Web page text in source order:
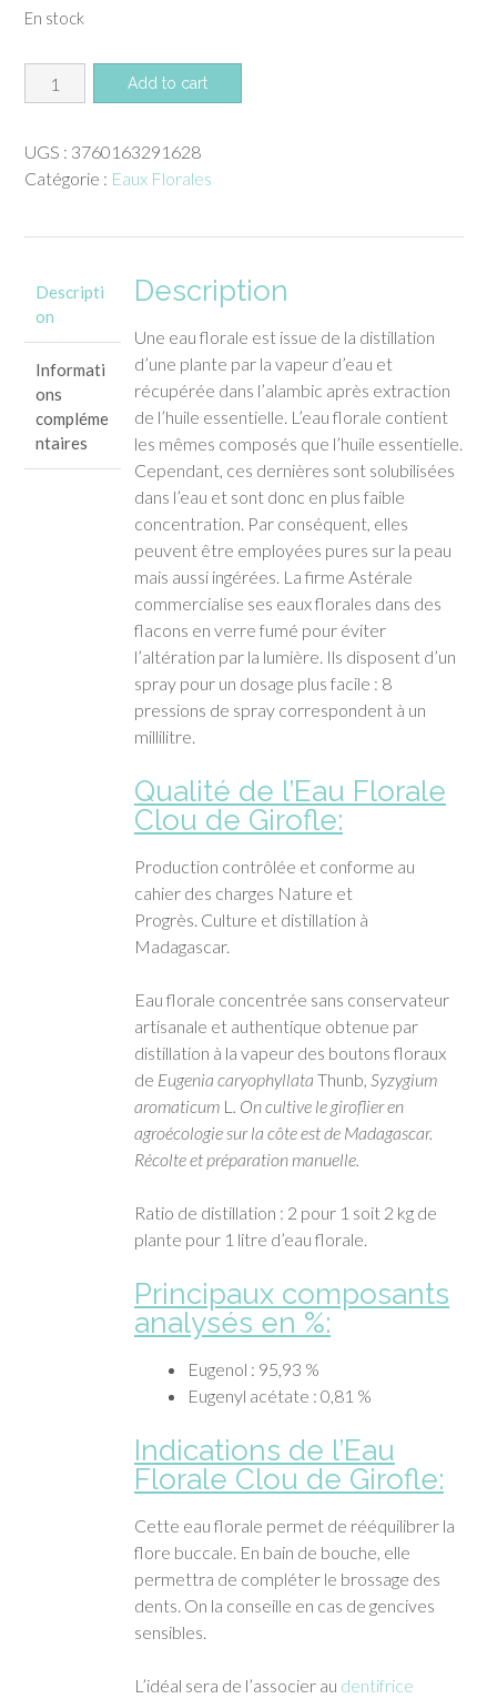
En stock
quantité
de
Florale
Clou
Girofle
Astérale
(200
ml)
Add to cart
UGS : 3760163291628
Catégorie : Eaux Florales
Descripti
on
Informati
ons
compléme
ntaires
Description
Une eau florale est issue de la distillation
d’une plante par la vapeur d’eau et
récupérée dans l’alambic après extraction
de l’huile essentielle. L’eau florale contient
les mêmes composés que l’huile essentielle.
Cependant, ces dernières sont solubilisées
dans l’eau et sont donc en plus faible
concentration. Par conséquent, elles
peuvent être employées pures sur la peau
mais aussi ingérées. La firme Astérale
commercialise ses eaux florales dans des
flacons en verre fumé pour éviter
l’altération par la lumière. Ils disposent d’un
spray pour un dosage plus facile : 8
pressions de spray correspondent à un
millilitre.
Qualité de l’Eau Florale
Clou de Girofle:
Production contrôlée et conforme au
cahier des charges Nature et
Progrès. Culture et distillation à
Madagascar.
Eau florale concentrée sans conservateur
artisanale et authentique obtenue par
distillation à la vapeur des boutons floraux
de Eugenia caryophyllata Thunb, Syzygium
aromaticumL . On cultive le giroflier en
agroécologie sur la côte est de Madagascar.
Récolte et préparation manuelle.
Ratio de distillation : 2 pour 1 soit 2 kg de
plante pour 1 litre d’eau florale.
Principaux composants
analysés en %:
Eugenol : 95,93 %
Eugenyl acétate : 0,81 %
Indications de l’Eau
Florale Clou de Girofle:
Cette eau florale permet de rééquilibrer la
flore buccale. En bain de bouche, elle
permettra de compléter le brossage des
dents. On la conseille en cas de gencives
sensibles.
L’idéal sera de l’associer au dentifrice